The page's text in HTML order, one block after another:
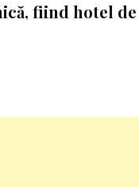
fiind hotel